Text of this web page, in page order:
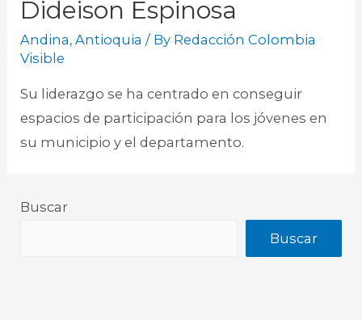
Dideison Espinosa
Andina,Antioquia / By Redacción Colombia
Visible
Su liderazgo se ha centrado en conseguir
espacios de participación para los jóvenes en
su municipio y el departamento.
Buscar
Buscar